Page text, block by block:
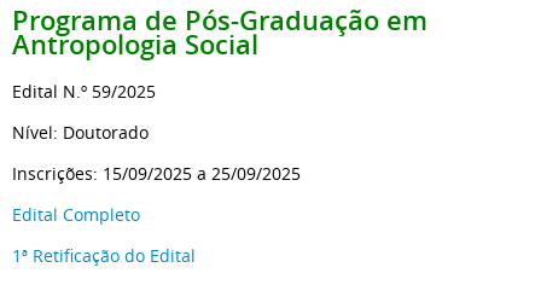
Programa de Pós-Graduação em
Antropologia Social
Edital N.º 59/2025
Nível: Doutorado
Inscrições: 15/09/2025 a 25/09/2025
Edital Completo
1ª Retificação do Edital